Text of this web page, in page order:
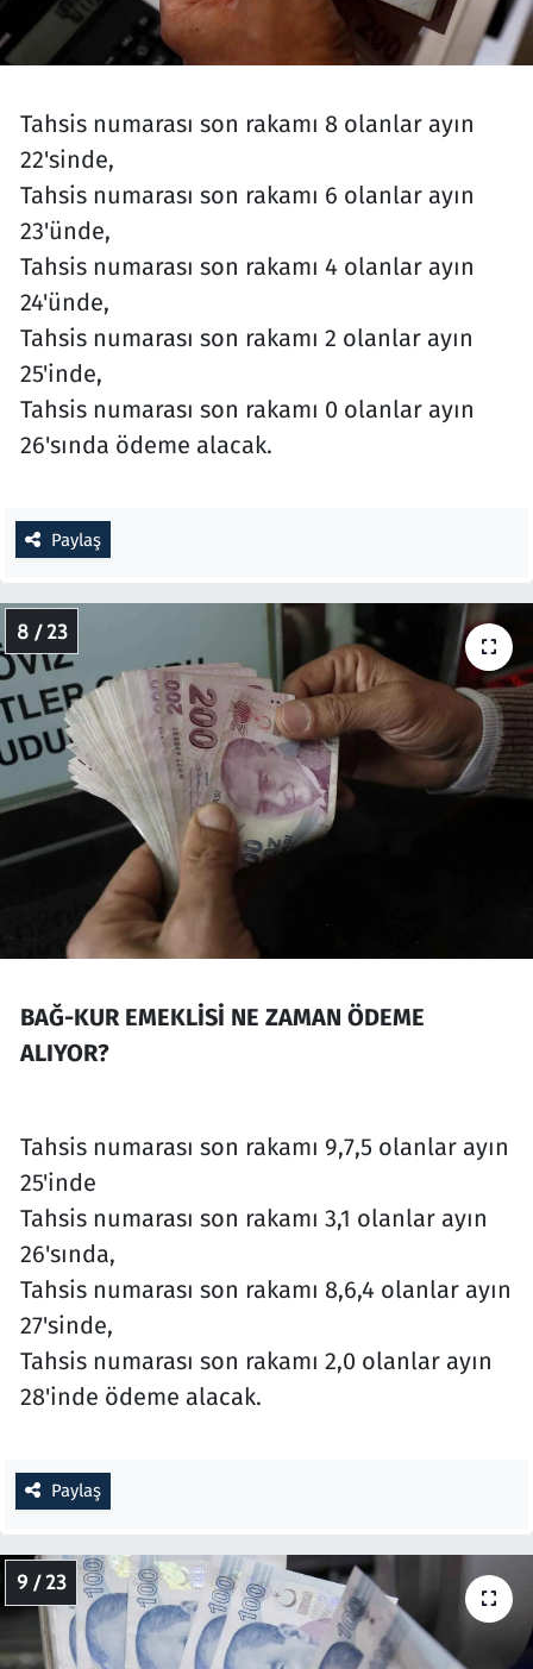
Tahsis numarası son rakamı 8 olanlar ayın
22'sinde,
Tahsis numarası son rakamı 6 olanlar ayın
23'ünde,
Tahsis numarası son rakamı 4 olanlar ayın
24'ünde,
Tahsis numarası son rakamı 2 olanlar ayın
25'inde,
Tahsis numarası son rakamı 0 olanlar ayın
26'sında ödeme alacak.
Paylaş
8 / 23
BAĞ-KUR EMEKLİSİ NE ZAMAN ÖDEME
ALIYOR?
Tahsis numarası son rakamı 9,7,5 olanlar ayın
25'inde
Tahsis numarası son rakamı 3,1 olanlar ayın
26'sında,
Tahsis numarası son rakamı 8,6,4 olanlar ayın
27'sinde,
Tahsis numarası son rakamı 2,0 olanlar ayın
28'inde ödeme alacak.
Paylaş
9 / 23